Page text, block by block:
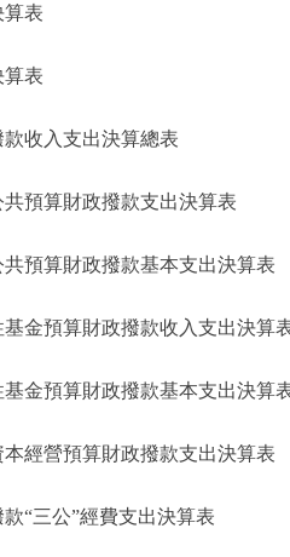
民服務
服務
12345網上接訴即辦
調查
表
表
收入支出決算總表
算財政撥款支出決算表
算財政撥款基本支出決算表
預算財政撥款收入支出決算
預算財政撥款基本支出決算
營預算財政撥款支出決算表
三公”經費支出決算表